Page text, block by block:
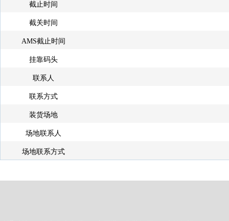
截止时间
截关时间
AMS截止时间
挂靠码头
联系人
联系方式
装货场地
场地联系人
场地联系方式